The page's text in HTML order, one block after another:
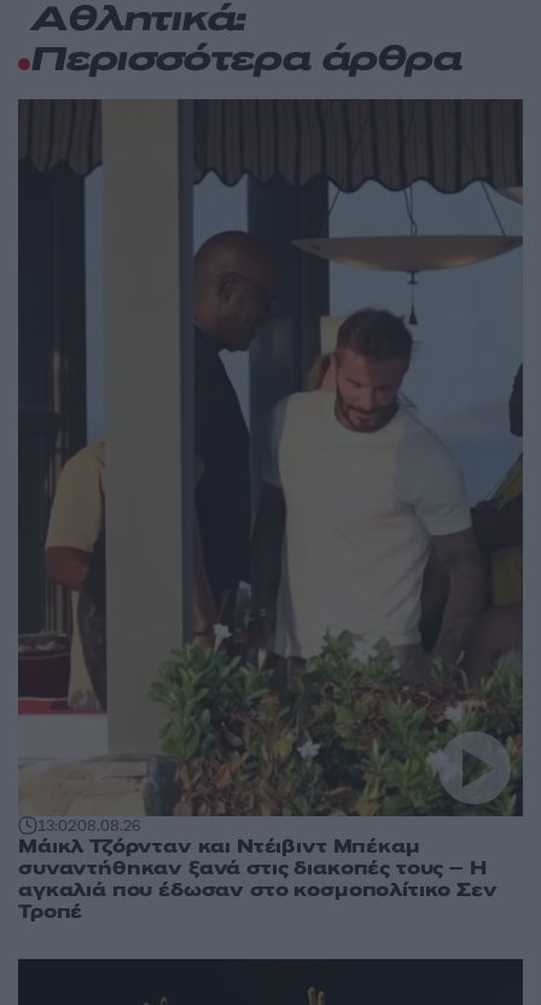
Αθλητικά:
Περισσότερα άρθρα
13:0208.08.26
Μάικλ Τζόρνταν και Ντέιβιντ Μπέκαμ
συναντήθηκαν ξανά στις διακοπές τους – Η
αγκαλιά που έδωσαν στο κοσμοπολίτικο Σεν
Τροπέ